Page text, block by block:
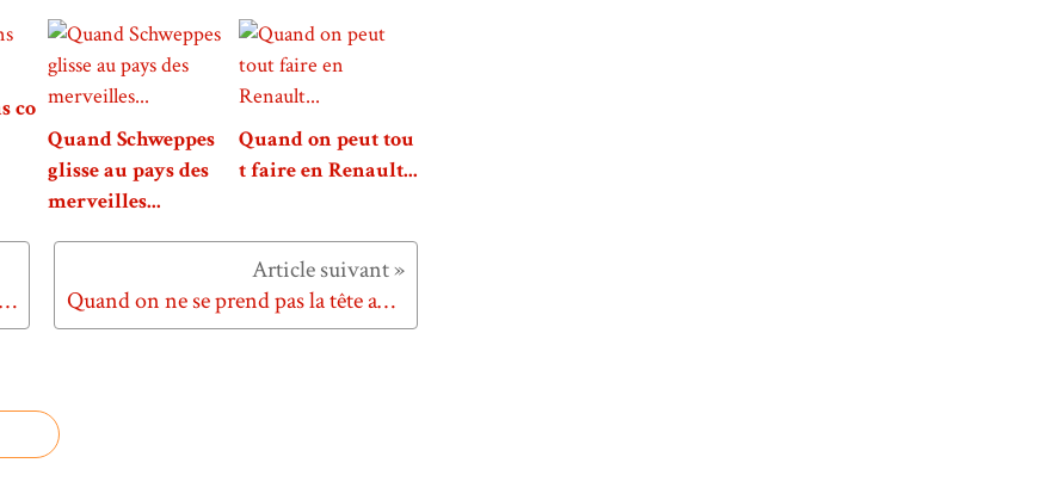
co
Quand Schweppes
glisse au pays des
merveilles...
Quand on peut tou
t faire en Renault...
Quand Orange lance le débat Love N' Play... Quand on ne se prend pas la tête avec EKIP...